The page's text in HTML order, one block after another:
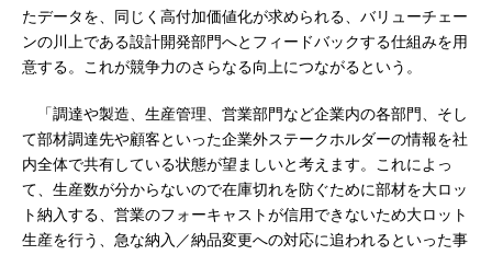
たデータを、同じく高付加価値化が求められる、バリューチェー
ンの川上である設計開発部門へとフィードバックする仕組みを用
意する。これが競争力のさらなる向上につながるという。
「調達や製造、生産管理、営業部門など企業内の各部門、そし
て部材調達先や顧客といった企業外ステークホルダーの情報を社
内全体で共有している状態が望ましいと考えます。これによっ
て、生産数が分からないので在庫切れを防ぐために部材を大ロッ
ト納入する、営業のフォーキャストが信用できないため大ロット
生産を行う、急な納入／納品変更への対応に追われるといった事